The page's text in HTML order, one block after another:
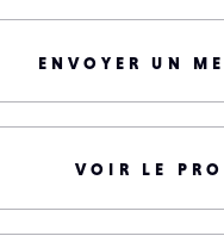
ENVOYER UN
VOIR LE